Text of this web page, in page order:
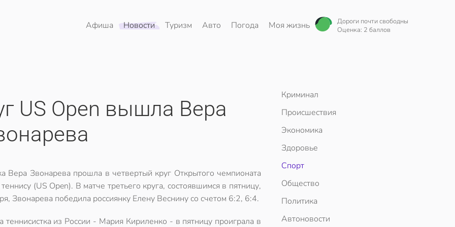
Афиша Новости Туризм Авто Погода Моя жизнь
Дороги почти свободны
Оценка: 2 баллов
US Open вышла Вера
Вера Звонарева прошла в четвертый круг Открытого чемпионата
(US Open). В матче третьего круга, состоявшимся в пятницу,
Звонарева победила россиянку Елену Веснину со счетом 6:2, 6:4.
теннисистка из России - Мария Кириленко - в пятницу проиграла в
Криминал
Происшествия
Экономика
Здоровье
Спорт
Общество
Политика
Автоновости